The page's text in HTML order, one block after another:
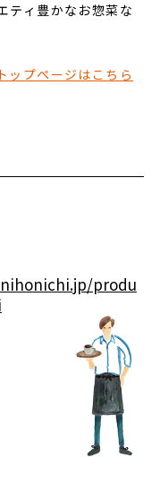
ティ豊かなお惣菜な
ップページはこちら
produ